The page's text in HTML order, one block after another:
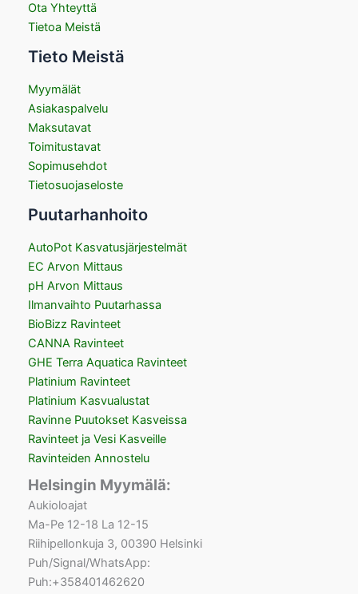
Ota Yhteyttä
Tietoa Meistä
Tieto Meistä
Myymälät
Asiakaspalvelu
Maksutavat
Toimitustavat
Sopimusehdot
Tietosuojaseloste
Puutarhanhoito
AutoPot Kasvatusjärjestelmät
EC Arvon Mittaus
pH Arvon Mittaus
Ilmanvaihto Puutarhassa
BioBizz Ravinteet
CANNA Ravinteet
GHE Terra Aquatica Ravinteet
Platinium Ravinteet
Platinium Kasvualustat
Ravinne Puutokset Kasveissa
Ravinteet ja Vesi Kasveille
Ravinteiden Annostelu
Helsingin Myymälä:
Aukioloajat
Ma-Pe 12-18 La 12-15
Riihipellonkuja 3, 00390 Helsinki
Puh/Signal/WhatsApp:
Puh:+358401462620